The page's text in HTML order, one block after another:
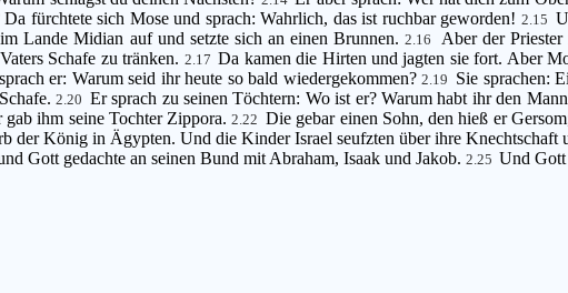
fürchtete sich Mose und sprach: Wahrlich, das ist ruchbar geworden! 2.15
Lande Midian auf und setzte sich an einen Brunnen.2.16
Aber der
Schafe zu tränken. 2.17 Da kamen die Hirten und jagten sie fort. Aber
er: Warum seid ihr heute so bald wiedergekommen?2.19 Sie sprachen:
2.20 Er sprach zu seinen Töchtern: Wo ist er? Warum habt ihr den
ihm seine Tochter Zippora.2.22 Die gebar einen Sohn, den hieß er
der König in Ägypten. Und die Kinder Israel seufzten über ihre
Gott gedachte an seinen Bund mit Abraham, Isaak und Jakob.2.25 Und Gott